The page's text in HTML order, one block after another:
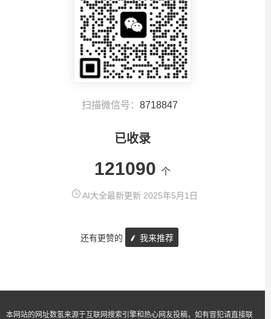
扫描微信号： 8718847
已收录
121090 个
AI大全最新更新 2025年5月1日
还有更赞的 我来推荐
本网站的网址数氢来源于互联网搜索引擎和热心网友投稿，如有冒犯请直接联